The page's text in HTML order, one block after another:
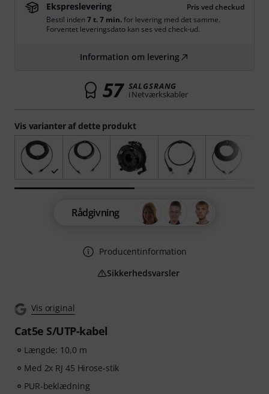
Vis original
Cat5e S/UTP-kabel
Længde: 10,0 m
Med 2x RJ 45 Hirose-stik
PUR-beklædning
Vis varianter af dette produkt
Ekspreslevering
Pris ved checkud
Bestil inden7 t. 7 min.for levering med det samme.
Forventet leveringsdato kan ses ved check-ud.
Information om levering
57 SALGSRANG
i Netværkskabler
Rådgivning
Producentinformation
Sikkerhedsvarsler